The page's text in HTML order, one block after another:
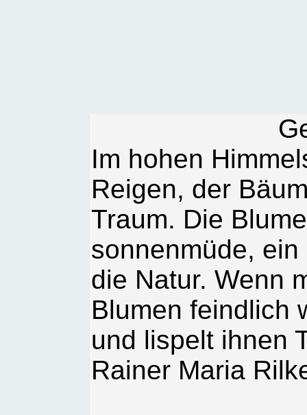
Im hohen
Reigen, der
Traum. Die
sonnenmüde,
die Natur. Wenn
Blumen feindlich
und lispelt ihnen
Rainer Maria